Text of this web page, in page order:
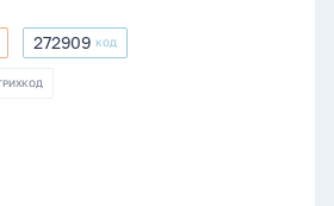
272909
272909 КОД